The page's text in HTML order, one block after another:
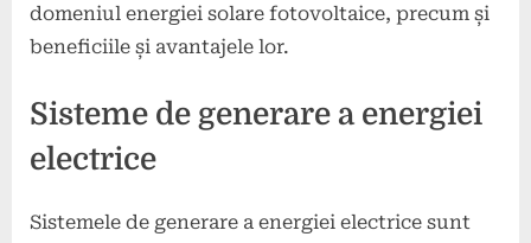
domeniul energiei solare fotovoltaice, precum și
beneficiile și avantajele lor.
Sisteme de generare a energiei
electrice
Sistemele de generare a energiei electrice sunt